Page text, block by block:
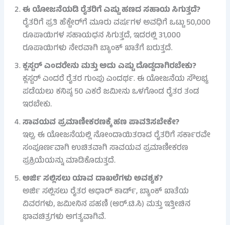
ಈ ಯೋಜನೆಯಡಿ ರೈತರಿಗೆ ಎಷ್ಟು ಹಣದ ಸಹಾಯ ಸಿಗುತ್ತದೆ?
ರೈತರಿಗೆ ಪ್ರತಿ ಹೆಕ್ಟೇರ್‌ಗೆ ಮೂರು ವರ್ಷಗಳ ಅವಧಿಗೆ ಒಟ್ಟು 50,000
ರೂಪಾಯಿಗಳ ಸಹಾಯಧನ ಸಿಗುತ್ತದೆ, ಇದರಲ್ಲಿ 31,000
ರೂಪಾಯಿಗಳು ನೇರವಾಗಿ ಬ್ಯಾಂಕ್ ಖಾತೆಗೆ ಬರುತ್ತದೆ.
ಕ್ಲಸ್ಟರ್ ಎಂದರೇನು ಮತ್ತು ಅದು ಎಷ್ಟು ದೊಡ್ಡದಾಗಿರಬೇಕು?
ಕ್ಲಸ್ಟರ್ ಎಂದರೆ ರೈತರ ಗುಂಪು ಎಂದರ್ಥ. ಈ ಯೋಜನೆಯ ಸೌಲಭ್ಯ
ಪಡೆಯಲು ಕನಿಷ್ಠ 50 ಎಕರೆ ಜಮೀನು ಒಳಗೊಂಡ ರೈತರ ತಂಡ
ಇರಬೇಕು.
ಸಾವಯವ ಪ್ರಮಾಣೀಕರಣಕ್ಕೆ ಹಣ ಪಾವತಿಸಬೇಕೇ?
ಇಲ್ಲ, ಈ ಯೋಜನೆಯಲ್ಲಿ ನೋಂದಾಯಿತರಾದ ರೈತರಿಗೆ ಸರ್ಕಾರವೇ
ಸಂಪೂರ್ಣವಾಗಿ ಉಚಿತವಾಗಿ ಸಾವಯವ ಪ್ರಮಾಣೀಕರಣ
ಪ್ರಕ್ರಿಯೆಯನ್ನು ಮಾಡಿಕೊಡುತ್ತದೆ.
ಅರ್ಜಿ ಸಲ್ಲಿಸಲು ಯಾವ ದಾಖಲೆಗಳು ಅವಶ್ಯಕ?
ಅರ್ಜಿ ಸಲ್ಲಿಸಲು ರೈತರ ಆಧಾರ್ ಕಾರ್ಡ್, ಬ್ಯಾಂಕ್ ಖಾತೆಯ
ವಿವರಗಳು, ಜಮೀನಿನ ಪಹಣಿ (ಆರ್.ಟಿ.ಸಿ) ಮತ್ತು ಇತ್ತೀಚಿನ
ಭಾವಚಿತ್ರಗಳು ಅಗತ್ಯವಾಗಿವೆ.